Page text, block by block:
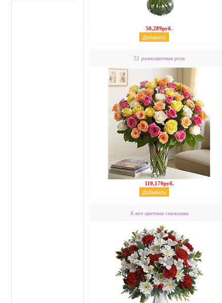
50,289руб.
51 разноцветная роза
110,170руб.
А вот цветные снежинки